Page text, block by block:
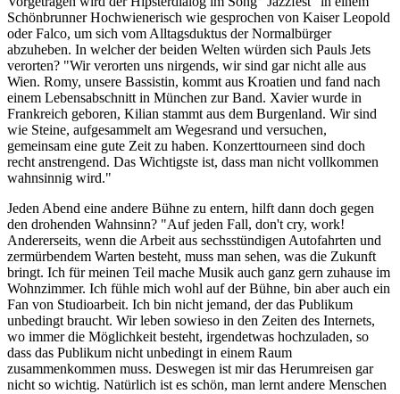
Schönbrunner Hochwienerisch wie gesprochen von Kaiser Leopold
oder Falco, um sich vom Alltagsduktus der Normalbürger
abzuheben. In welcher der beiden Welten würden sich Pauls Jets
verorten? "Wir verorten uns nirgends, wir sind gar nicht alle aus
Wien. Romy, unsere Bassistin, kommt aus Kroatien und fand nach
einem Lebensabschnitt in München zur Band. Xavier wurde in
Frankreich geboren, Kilian stammt aus dem Burgenland. Wir sind
wie Steine, aufgesammelt am Wegesrand und versuchen,
gemeinsam eine gute Zeit zu haben. Konzerttourneen sind doch
recht anstrengend. Das Wichtigste ist, dass man nicht vollkommen
wahnsinnig wird."
Jeden Abend eine andere Bühne zu entern, hilft dann doch gegen
den drohenden Wahnsinn? "Auf jeden Fall, don't cry, work!
Andererseits, wenn die Arbeit aus sechsstündigen Autofahrten und
zermürbendem Warten besteht, muss man sehen, was die Zukunft
bringt. Ich für meinen Teil mache Musik auch ganz gern zuhause im
Wohnzimmer. Ich fühle mich wohl auf der Bühne, bin aber auch ein
Fan von Studioarbeit. Ich bin nicht jemand, der das Publikum
unbedingt braucht. Wir leben sowieso in den Zeiten des Internets,
wo immer die Möglichkeit besteht, irgendetwas hochzuladen, so
dass das Publikum nicht unbedingt in einem Raum
zusammenkommen muss. Deswegen ist mir das Herumreisen gar
nicht so wichtig. Natürlich ist es schön, man lernt andere Menschen